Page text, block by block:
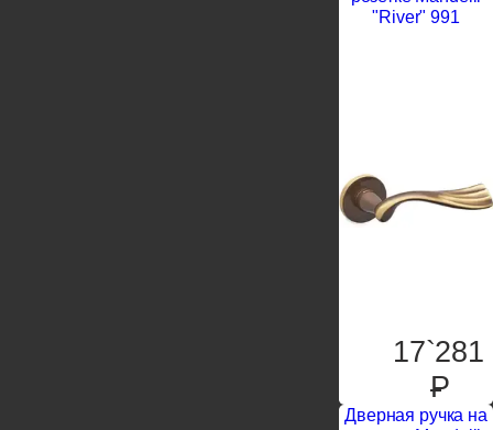
"River" 991
17`281
P
Дверная ручка на